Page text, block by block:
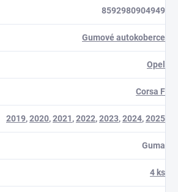
8592980904949
Gumové autokoberce
Opel
Corsa F
2019,2020,2021,2022,2023,2024,2025
Guma
4 ks